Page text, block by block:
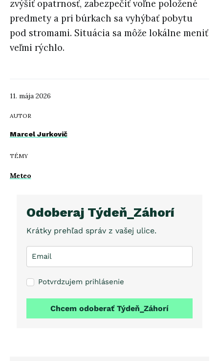
11. mája 2026
AUTOR
Marcel Jurkovič
TÉMY
Meteo
zvýšiť opatrnosť, zabezpečiť voľne položené
predmety a pri búrkach sa vyhýbať pobytu
pod stromami. Situácia sa môže lokálne meniť
veľmi rýchlo.
Odoberaj Týdeň_Záhorí
Krátky prehľad správ z vašej ulice.
Potvrdzujem prihlásenie
Chcem odoberať Týdeň_Záhorí